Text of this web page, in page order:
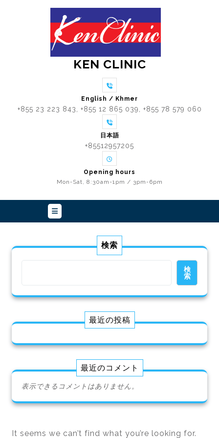
KEN CLINIC
English / Khmer
+855 23 223 843, +855 12 865 039, +855 78 579 060
日本語
+85512957205
Opening hours
Mon-Sat, 8:30am-1pm / 3pm-6pm
検索
検
索
最近の投稿
最近のコメント
表示できるコメントはありません。
It seems we can’t find what you’re looking for.